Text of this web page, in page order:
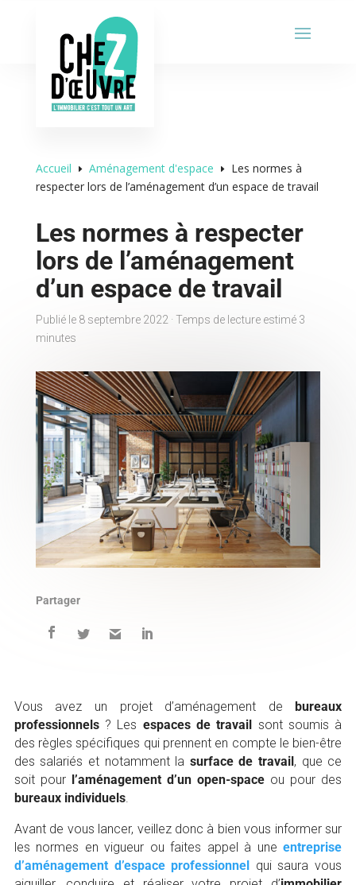
Accueil E Aménagement d'espace E
Les normes à
respecter lors de l’aménagement d’un espace de travail
Les normes à respecter
lors de l’aménagement
d’un espace de travail
Publié le 8 septembre 2022 · Temps de lecture estimé 3
minutes
Partager
Vous avez un projet d’aménagement debureaux
professionnels? Les espaces de travail sont soumis à
des règles spécifiques qui prennent en compte le bien-être
des salariés et notamment la surface de travail, que ce
soit pour l’aménagement d’un open-space ou pour des
bureaux individuels.
Avant de vous lancer, veillez donc à bien vous informer sur
les normes en vigueur ou faites appel à uneentreprise
d’aménagement d’espace professionnel qui saura vous